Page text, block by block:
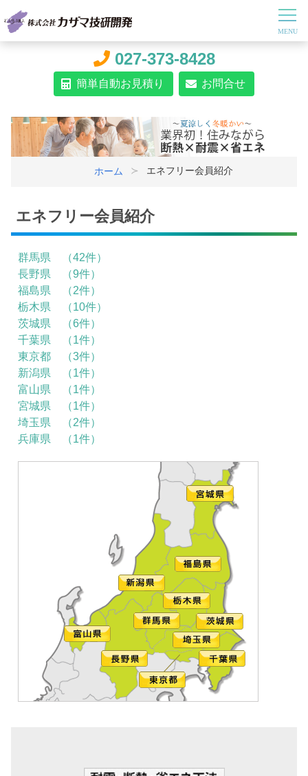
027-373-8428
簡単自動お見積り お問合せ
ホーム エネフリー会員紹介
エネフリー会員紹介
群馬県 （42件）
長野県 （9件）
福島県 （2件）
栃木県 （10件）
茨城県 （6件）
千葉県 （1件）
東京都 （3件）
新潟県 （1件）
富山県 （1件）
宮城県 （1件）
埼玉県 （2件）
兵庫県 （1件）